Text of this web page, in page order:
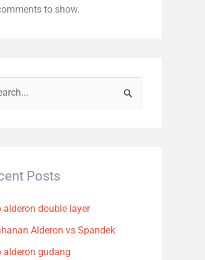
to show.
Posts
alderon double layer
Alderon vs Spandek
alderon gudang